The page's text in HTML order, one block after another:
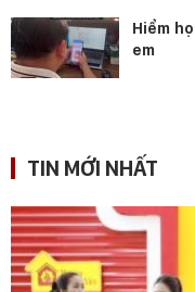
Hiểm
em
TIN MỚI NHẤT